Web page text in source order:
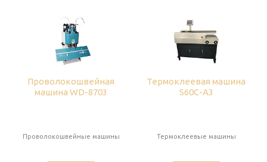
Проволокошвейная
машина WD-8703
Проволокошвейные машины
Термоклеевая машина
S60C-A3
Термоклеевые машины